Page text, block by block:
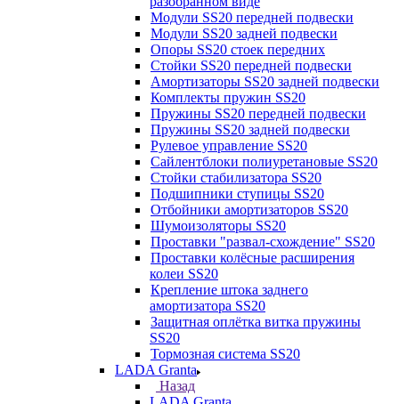
Модули SS20 передней подвески
Модули SS20 задней подвески
Опоры SS20 стоек передних
Стойки SS20 передней подвески
Амортизаторы SS20 задней подвески
Комплекты пружин SS20
Пружины SS20 передней подвески
Пружины SS20 задней подвески
Рулевое управление SS20
Сайлентблоки полиуретановые SS20
Стойки стабилизатора SS20
Подшипники ступицы SS20
Отбойники амортизаторов SS20
Шумоизоляторы SS20
Проставки "развал-схождение" SS20
Проставки колёсные расширения
колеи SS20
Крепление штока заднего
амортизатора SS20
Защитная оплётка витка пружины
SS20
Тормозная система SS20
LADA Granta
Назад